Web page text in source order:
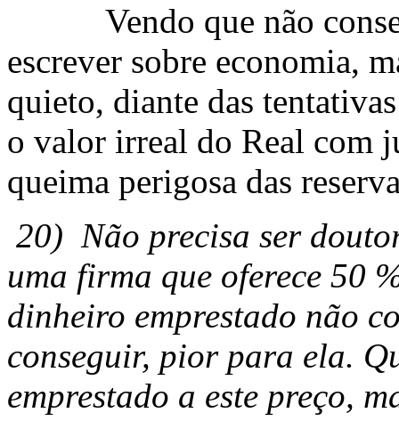
Vendo que não
escrever sobre economia,
quieto, diante das
o valor irreal do Real com
queima perigosa das
20) Não precisa ser
uma firma que oferece 50
dinheiro emprestado não
conseguir, pior para ela.
emprestado a este preço,